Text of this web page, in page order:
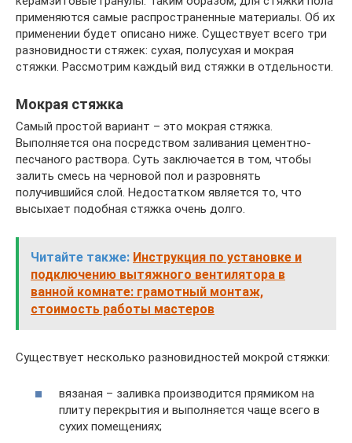
применяются самые распространенные материалы. Об их
применении будет описано ниже. Существует всего три
разновидности стяжек: сухая, полусухая и мокрая
стяжки. Рассмотрим каждый вид стяжки в отдельности.
Мокрая стяжка
Самый простой вариант – это мокрая стяжка.
Выполняется она посредством заливания цементно-
песчаного раствора. Суть заключается в том, чтобы
залить смесь на черновой пол и разровнять
получившийся слой. Недостатком является то, что
высыхает подобная стяжка очень долго.
Читайте также: Инструкция по установке и
подключению вытяжного вентилятора в
ванной комнате: грамотный монтаж,
стоимость работы мастеров
Существует несколько разновидностей мокрой стяжки:
вязаная – заливка производится прямиком на
плиту перекрытия и выполняется чаще всего в
сухих помещениях;